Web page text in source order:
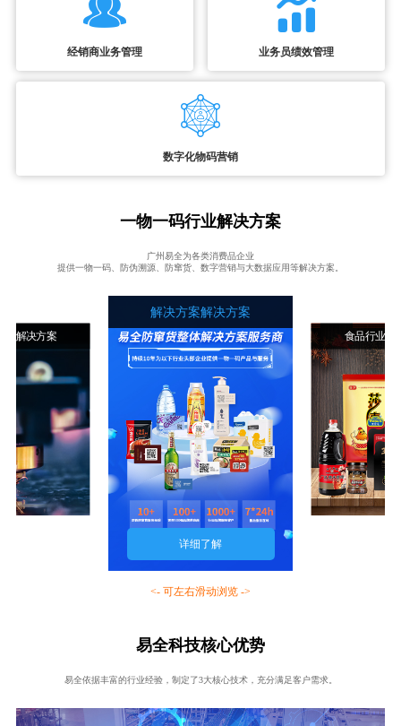
经销商业务管理 业务员绩效管理
数字化物码营销
一物一码行业解决方案
广州易全为各类消费品企业
提供一物一码、防伪溯源、防窜货、数字营销与大数据应用等解决方案。
业解决方案
解决方案解决方案
详细了解
食品行业解
<- 可左右滑动浏览 ->
易全科技核心优势
易全依据丰富的行业经验，制定了3大核心技术，充分满足客户需求。